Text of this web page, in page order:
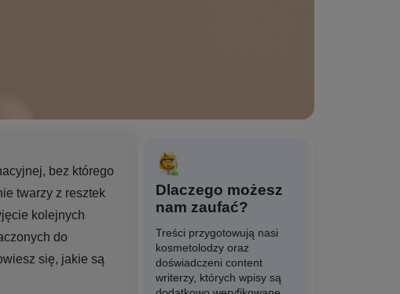
bez którego
twarzy z resztek
kolejnych
do
się, jakie są
Dlaczego możesz
nam zaufać?
Treści przygotowują nasi
kosmetolodzy oraz
doświadczeni content
writerzy, których wpisy są